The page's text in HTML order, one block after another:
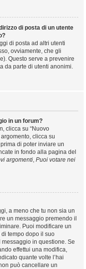
di posta di un utente
di posta ad altri utenti
ovviamente, che gli
Questo serve a prevenire
da parte di utenti anonimi.
in un forum?
clicca su “Nuovo
clicca su
di poter inviare un
in fondo alla pagina del
argomenti, Puoi votare nei
a meno che tu non sia un
un messaggio premendo il
Puoi modificare un
tempo dopo il suo
messaggio in questione. Se
effettui una modifica,
quante volte l’hai
può cancellare un